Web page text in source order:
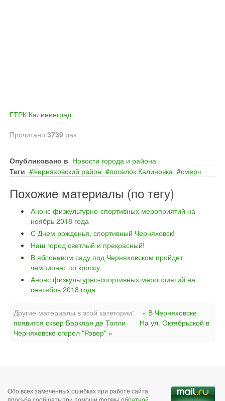
ГТРК Калининград
Прочитано 3739 раз
Опубликовано в Новости города и района
Теги
Черняховский район поселок Калиновка смерч
Похожие материалы (по тегу)
Анонс физкультурно-спортивных мероприятий на
ноябрь 2018 года
С Днем рожденья, спортивный Черняховск!
Наш город светлый и прекрасный!
В яблоневом саду под Черняховском пройдет
чемпионат по кроссу
Анонс физкультурно-спортивных мероприятий на
сентябрь 2018 года
Другие материалы в этой категории:
« В Черняховске
появится сквер Барклая де Толли
На ул. Октябрьской в
Черняховске сгорел "Ровер" »
Обо всех замеченных ошибках при работе сайта
просьба сообщать при помощи формы обратной